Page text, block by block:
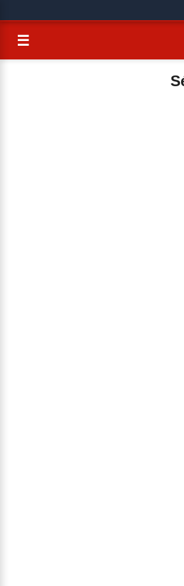
☰